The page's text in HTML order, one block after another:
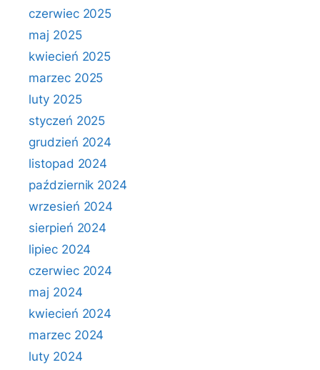
czerwiec 2025
maj 2025
kwiecień 2025
marzec 2025
luty 2025
styczeń 2025
grudzień 2024
listopad 2024
październik 2024
wrzesień 2024
sierpień 2024
lipiec 2024
czerwiec 2024
maj 2024
kwiecień 2024
marzec 2024
luty 2024